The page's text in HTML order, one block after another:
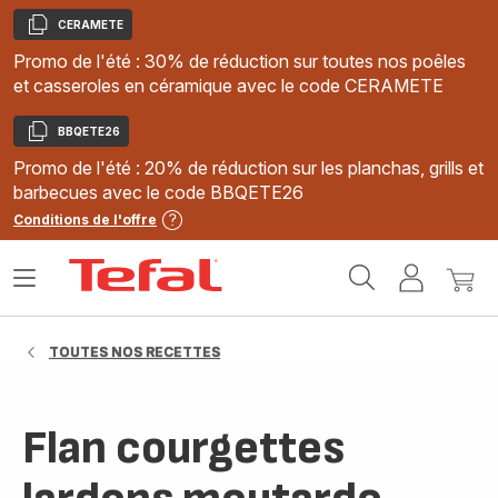
Copier
CERAMETE
Promo de l'été : 30% de réduction sur toutes nos poêles
et casseroles en céramique avec le code CERAMETE
Copier
BBQETE26
Promo de l'été : 20% de réduction sur les planchas, grills et
barbecues avec le code BBQETE26
Conditions de l'offre
MonMon
Ouvrir
TOUTES NOS RECETTES
Flan courgettes